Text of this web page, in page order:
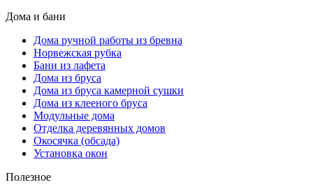
Дома и бани
Дома ручной работы из бревна
Норвежская рубка
Бани из лафета
Дома из бруса
Дома из бруса камерной сушки
Дома из клееного бруса
Модульные дома
Отделка деревянных домов
Окосячка (обсада)
Установка окон
Полезное